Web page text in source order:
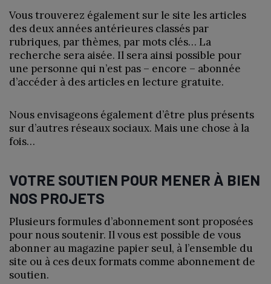
Vous trouverez également sur le site les articles
des deux années antérieures classés par
rubriques, par thèmes, par mots clés… La
recherche sera aisée. Il sera ainsi possible pour
une personne qui n’est pas – encore – abonnée
d’accéder à des articles en lecture gratuite.
Nous envisageons également d’être plus présents
sur d’autres réseaux sociaux. Mais une chose à la
fois…
VOTRE SOUTIEN POUR MENER À BIEN
NOS PROJETS
Plusieurs formules d’abonnement sont proposées
pour nous soutenir. Il vous est possible de vous
abonner au magazine papier seul, à l’ensemble du
site ou à ces deux formats comme abonnement de
soutien.